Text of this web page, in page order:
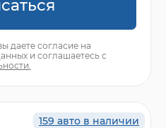
даете согласие на
и соглашаетесь с
159 авто в наличии